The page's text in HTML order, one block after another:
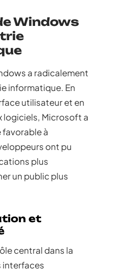
Windows
a radicalement
informatique. En
utilisateur et en
logiciels, Microsoft a
favorable à
ont pu
plus
un public plus
et
central dans la
interfaces